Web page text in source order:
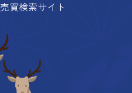
売買検索サイト